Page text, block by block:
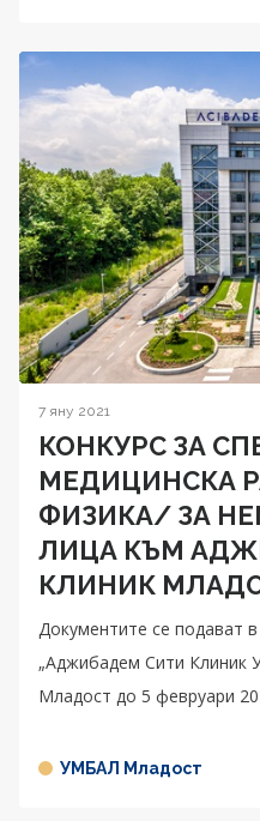
7 яну 2021
КОНКУРС ЗА
МЕДИЦИНСКА
ФИЗИКА/ ЗА
ЛИЦА КЪМ
КЛИНИК
Документите се подават
„Аджибадем Сити
Младост до 5 февруари
УМБАЛ Младост